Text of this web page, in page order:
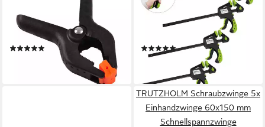
Leimzwinge Klemmzwinge
Schraubzwinge Kantenzwinge
115mm, (1 St)
lieferbar - in 4-5 Werktagen bei dir
Einhandzwinge
Schnellspannzwinge
Schraubzwinge Spanner, (Set)
(1)
40,99 €
lieferbar - in 2-3 Werktagen bei dir
TRUTZHOLM Schraubzwinge 5x
Einhandzwinge 60x150 mm
Schnellspannzwinge